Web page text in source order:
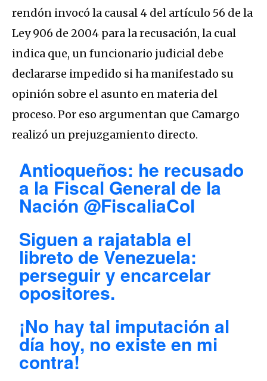
rendón invocó la causal 4 del artículo 56 de la
Ley 906 de 2004 para la recusación, la cual
indica que, un funcionario judicial debe
declararse impedido si ha manifestado su
opinión sobre el asunto en materia del
proceso. Por eso argumentan que Camargo
realizó un prejuzgamiento directo.
Antioqueños: he recusado
a la Fiscal General de la
Nación @FiscaliaCol
Siguen a rajatabla el
libreto de Venezuela:
perseguir y encarcelar
opositores.
¡No hay tal imputación al
día hoy, no existe en mi
contra!